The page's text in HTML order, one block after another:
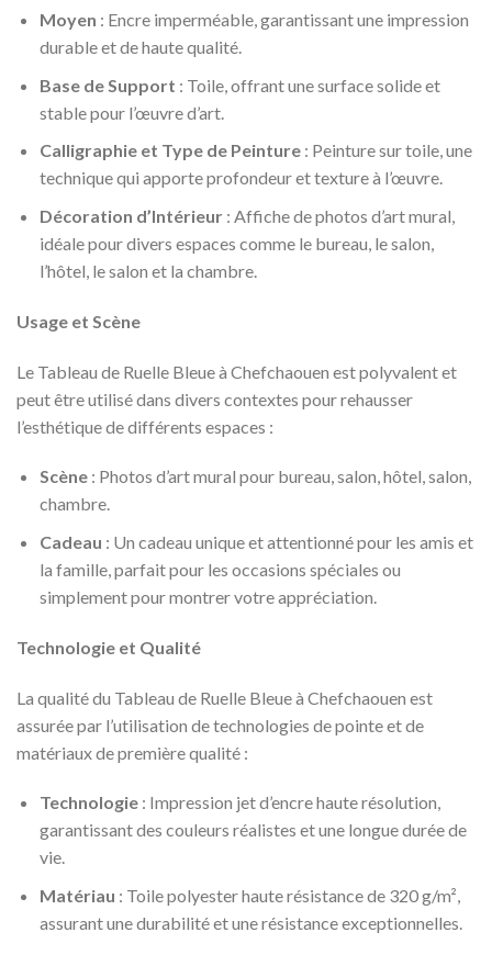
Moyen : Encre imperméable, garantissant une impression
durable et de haute qualité.
Base de Support : Toile, offrant une surface solide et
stable pour l’œuvre d’art.
Calligraphie et Type de Peinture: Peinture sur toile, une
technique qui apporte profondeur et texture à l’œuvre.
Décoration d’Intérieur: Affiche de photos d’art mural,
idéale pour divers espaces comme le bureau, le salon,
l’hôtel, le salon et la chambre.
Usage et Scène
Le Tableau de Ruelle Bleue à Chefchaouen est polyvalent et
peut être utilisé dans divers contextes pour rehausser
l’esthétique de différents espaces :
Scène: Photos d’art mural pour bureau, salon, hôtel, salon,
chambre.
Cadeau : Un cadeau unique et attentionné pour les amis et
la famille, parfait pour les occasions spéciales ou
simplement pour montrer votre appréciation.
Technologie et Qualité
La qualité du Tableau de Ruelle Bleue à Chefchaouen est
assurée par l’utilisation de technologies de pointe et de
matériaux de première qualité :
Technologie: Impression jet d’encre haute résolution,
garantissant des couleurs réalistes et une longue durée de
vie.
Matériau : Toile polyester haute résistance de 320 g/m²,
assurant une durabilité et une résistance exceptionnelles.